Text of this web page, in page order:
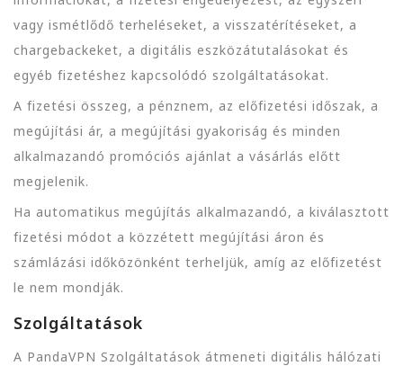
vagy ismétlődő terheléseket, a visszatérítéseket, a
chargebackeket, a digitális eszközátutalásokat és
egyéb fizetéshez kapcsolódó szolgáltatásokat.
A fizetési összeg, a pénznem, az előfizetési időszak, a
megújítási ár, a megújítási gyakoriság és minden
alkalmazandó promóciós ajánlat a vásárlás előtt
megjelenik.
Ha automatikus megújítás alkalmazandó, a kiválasztott
fizetési módot a közzétett megújítási áron és
számlázási időközönként terheljük, amíg az előfizetést
le nem mondják.
Szolgáltatások
A PandaVPN Szolgáltatások átmeneti digitális hálózati